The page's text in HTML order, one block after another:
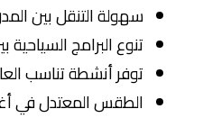
سهولة التنقل بين المدن
تنوع البرامج السياحية بين
توفر أنشطة تناسب
الطقس المعتدل في أغلب